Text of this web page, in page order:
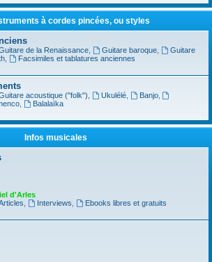
à cordes pincées, ou styles
de la Renaissance, Guitare baroque,
Guitare
,
Facsimiles et tablatures anciennes
acoustique ("folk") Ukulélé, Banjo,
,
Balalaïka
Infos musicales
d'Arles
Interviews
Ebooks libres et gratuits